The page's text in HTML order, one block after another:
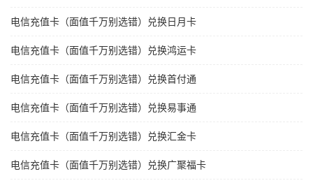
电信充值卡（面值千万别选错）兑换日月卡
电信充值卡（面值千万别选错）兑换鸿运卡
电信充值卡（面值千万别选错）兑换首付通
电信充值卡（面值千万别选错）兑换易事通
电信充值卡（面值千万别选错）兑换汇金卡
电信充值卡（面值千万别选错）兑换广聚福卡